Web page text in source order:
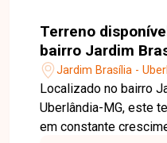
Terreno
bairro Jardim
MGJardim Brasília -
Localizado no bairro
Uberlândia-MG, este
em constante